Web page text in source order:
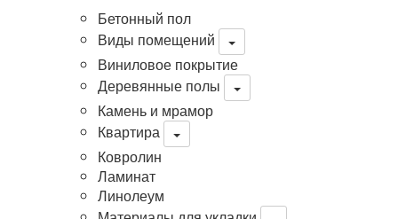
Бетонный пол
Виды помещений
Виниловое покрытие
Деревянные полы
Камень и мрамор
Квартира
Ковролин
Ламинат
Линолеум